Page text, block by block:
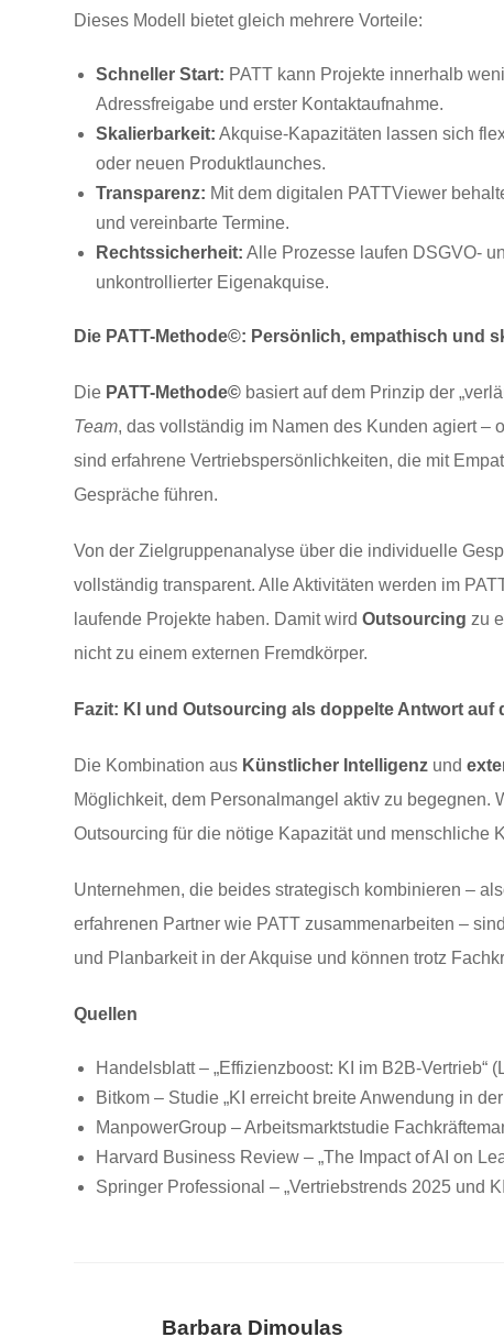
Dieses Modell bietet gleich mehrere Vorteile:
Schneller Start: PATT kann Projekte innerhalb
Adressfreigabe und erster Kontaktaufnahme.
Skalierbarkeit: Akquise-Kapazitäten lassen sich
oder neuen Produktlaunches.
Transparenz: Mit dem digitalen PATTViewer
und vereinbarte Termine.
Rechtssicherheit: Alle Prozesse laufen DSGVO-
unkontrollierter Eigenakquise.
Die PATT-Methode©: Persönlich, empathisch und
Die PATT-Methode© basiert auf dem Prinzip der
Team, das vollständig im Namen des Kunden agiert –
sind erfahrene Vertriebspersönlichkeiten, die mit
Gespräche führen.
Von der Zielgruppenanalyse über die individuelle
vollständig transparent. Alle Aktivitäten werden im
laufende Projekte haben. Damit wird Outsourcing zu
nicht zu einem externen Fremdkörper.
Fazit: KI und Outsourcing als doppelte Antwort auf
Die Kombination aus Künstlicher Intelligenz und
Möglichkeit, dem Personalmangel aktiv zu begegnen.
Outsourcing für die nötige Kapazität und menschliche
Unternehmen, die beides strategisch kombinieren –
erfahrenen Partner wie PATT zusammenarbeiten –
und Planbarkeit in der Akquise und können trotz
Quellen
Handelsblatt – „Effizienzboost: KI im B2B-Vertrieb“
Bitkom – Studie „KI erreicht breite Anwendung in
ManpowerGroup – Arbeitsmarktstudie
Harvard Business Review – „The Impact of AI on
Springer Professional – „Vertriebstrends 2025 und
Barbara Dimoulas